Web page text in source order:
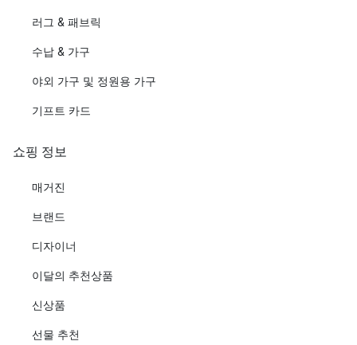
러그 & 패브릭
수납 & 가구
야외 가구 및 정원용 가구
기프트 카드
쇼핑 정보
매거진
브랜드
디자이너
이달의 추천상품
신상품
선물 추천